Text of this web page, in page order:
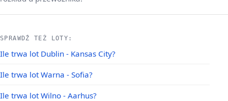
SPRAWDŹ TEŻ LOTY:
Ile trwa lot Dublin - Kansas City?
Ile trwa lot Warna - Sofia?
Ile trwa lot Wilno - Aarhus?